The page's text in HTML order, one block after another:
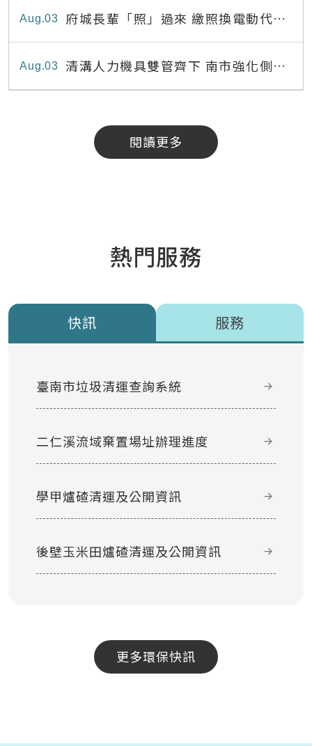
03
Aug
府城長輩「照」過來 繳照換電動代步
最高補助8,000元
03
Aug
清溝人力機具雙管齊下 南市強化側溝
清疏效能
閱讀更多
熱門服務
快訊 服務
臺南市垃圾清運查詢系統
二仁溪流域棄置場址辦理進度
學甲爐碴清運及公開資訊
後壁玉米田爐碴清運及公開資訊
更多環保快訊